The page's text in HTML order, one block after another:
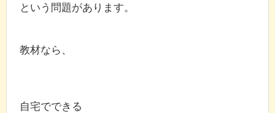
という問題があります。
教材なら、
自宅でできる